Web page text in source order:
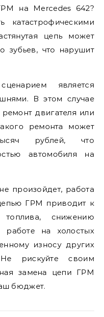
на Mercedes 642?
катастрофическими
цепь может
зубьев, что нарушит
является
В этом случае
двигателя или
ремонта может
рублей, что
автомобиля на
произойдет, работа
ГРМ приводит к
снижению
работе на холостых
износу других
Не рискуйте своим
замена цепи ГРМ
бюджет.